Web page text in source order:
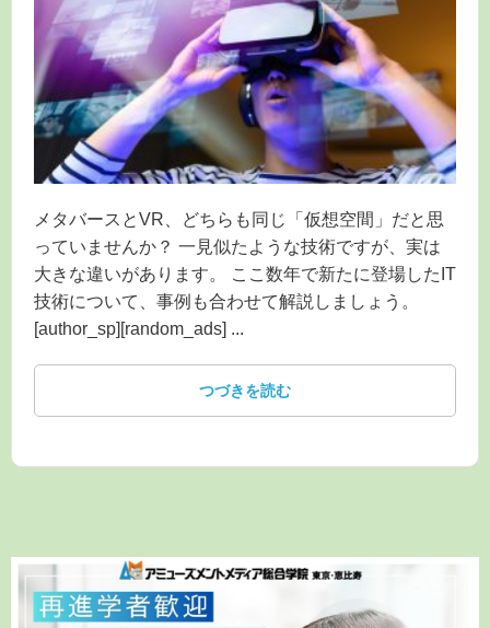
メタバースとVR、どちらも同じ「仮想空間」だと思
っていませんか？ 一見似たような技術ですが、実は
大きな違いがあります。 ここ数年で新たに登場したIT
技術について、事例も合わせて解説しましょう。
[author_sp][random_ads] ...
つづきを読む